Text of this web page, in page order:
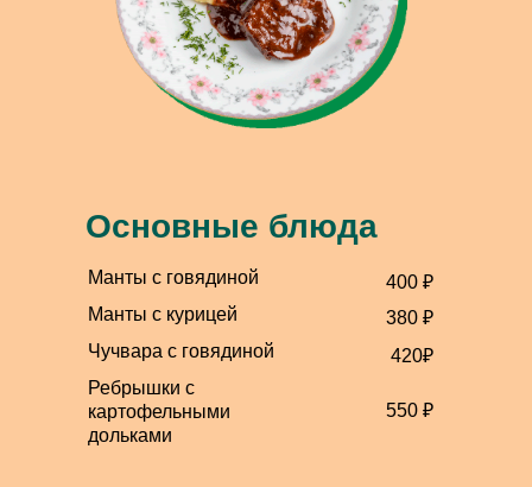
Основные блюда
Манты с говядиной 400 ₽
Чучвара с говядиной
420₽
Ребрышки с
картофельными
дольками
550 ₽
380 ₽
Манты с курицей